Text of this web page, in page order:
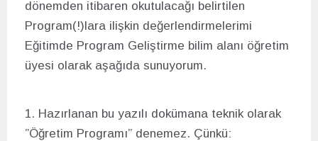
dönemden itibaren okutulacağı belirtilen
Program(!)lara ilişkin değerlendirmelerimi
Eğitimde Program Geliştirme bilim alanı öğretim
üyesi olarak aşağıda sunuyorum.
1. Hazırlanan bu yazılı dokümana teknik olarak
”Öğretim Programı” denemez. Çünkü: